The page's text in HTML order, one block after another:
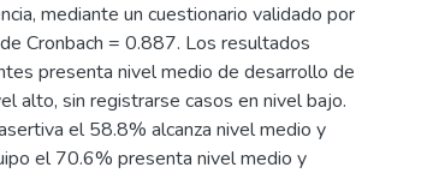
mediante un cuestionario validado por
Cronbach = 0.887. Los resultados
presenta nivel medio de desarrollo de
alto, sin registrarse casos en nivel bajo.
el 58.8% alcanza nivel medio y
el 70.6% presenta nivel medio y